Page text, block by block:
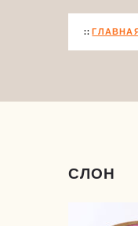
СЛОН